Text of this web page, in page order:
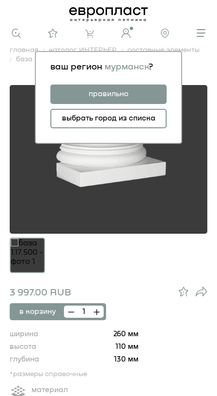
ваш регион мурманск?
правильно
выбрать город из списка
главная каталог ИНТЕРЬЕР
составные элементы
база 1.17.500
база 1.17.500
3 997.00 RUB
в корзину
ширина
260 мм
высота
110 мм
глубина
130 мм
*размеры справочные
материал